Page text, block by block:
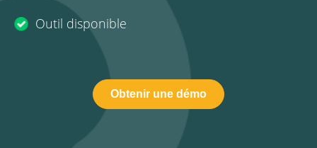
Outil disponible
Obtenir une démo